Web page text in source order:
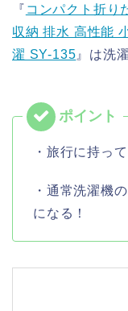
『 コンパクト折り
収納 排水 高性能
濯 SY-135 』は洗
・旅行に持っ
・通常洗濯機
になる！